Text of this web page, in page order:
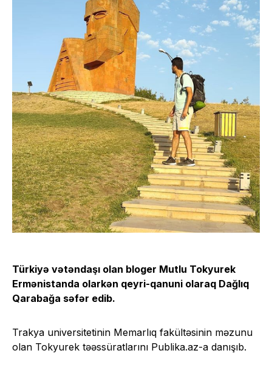
Türkiyə vətəndaşı olan bloger Mutlu Tokyurek
Ermənistanda olarkən qeyri-qanuni olaraq Dağlıq
Qarabağa səfər edib.
Trakya universitetinin Memarlıq fakültəsinin məzunu
olan Tokyurek təəssüratlarını Publika.az-a danışıb.